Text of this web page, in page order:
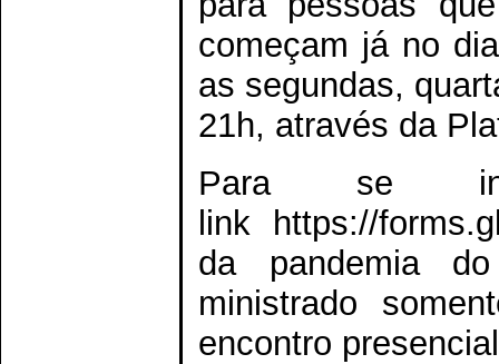
começam já no
as segundas,
21h, através da
Para se
link https://
da pandemia
ministrado
encontro